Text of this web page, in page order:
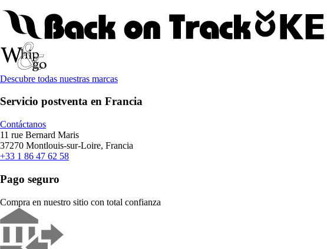
Descubre todas nuestras marcas
Servicio postventa en Francia
Contáctanos
11 rue Bernard Maris
37270 Montlouis-sur-Loire, Francia
+33 1 86 47 62 58
Pago seguro
Compra en nuestro sitio con total confianza